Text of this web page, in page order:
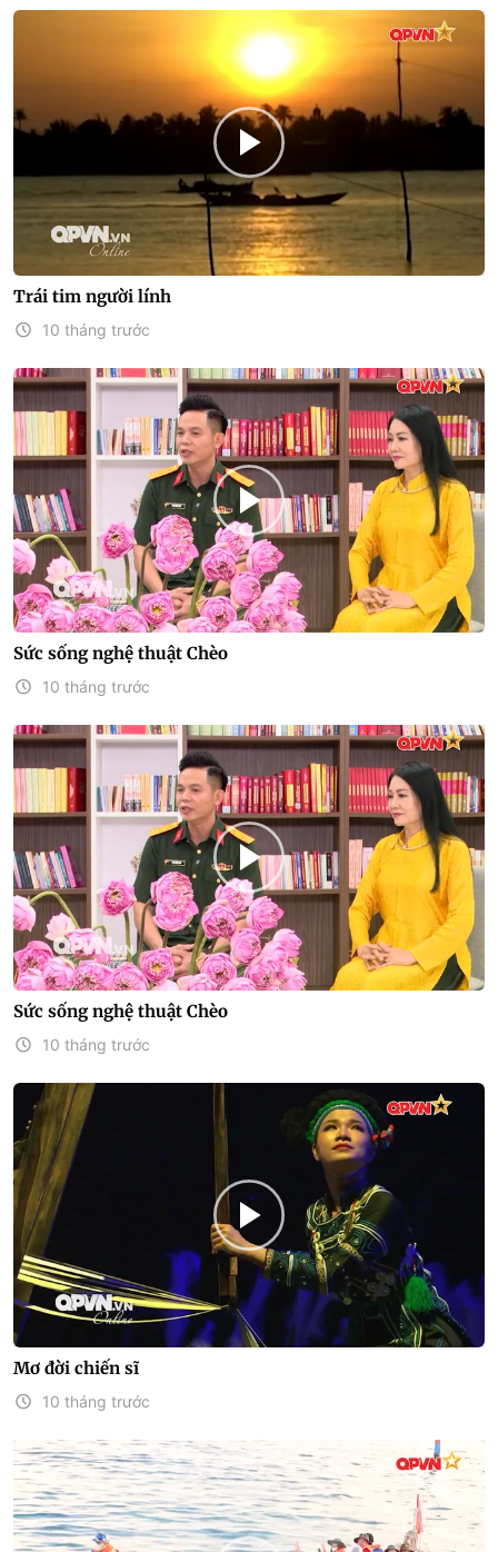
Trái tim người lính
10 tháng trước
Sức sống nghệ thuật Chèo
10 tháng trước
Sức sống nghệ thuật Chèo
10 tháng trước
Mơ đời chiến sĩ
10 tháng trước